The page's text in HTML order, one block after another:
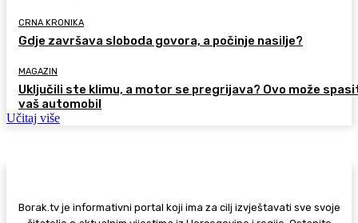
CRNA KRONIKA
Gdje završava sloboda govora, a počinje nasilje?
MAGAZIN
Uključili ste klimu, a motor se pregrijava? Ovo može
vaš automobil
Učitaj više
Borak.tv je informativni portal koji ima za cilj izvještavati sve svoje